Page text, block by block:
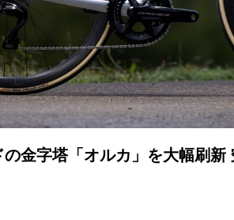
金字塔「オルカ」を大幅刷